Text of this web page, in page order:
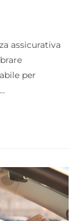
assicurativa
per